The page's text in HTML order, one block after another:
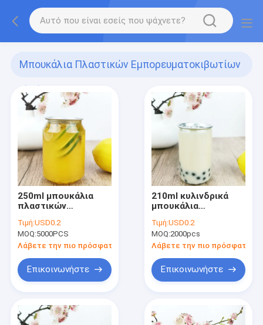
Μπουκάλια Πλαστικών Εμπορευματοκιβωτίων
(75)
250ml μπουκάλια
πλαστικών
Τιμή:USD0.2
MOQ:5000PCS
Λάβετε την πιο πρόσφατη τιμή
Επικοινωνήστε
210ml κυλινδρικά
μπουκάλια
Τιμή:USD0.2
MOQ:2000pcs
Λάβετε την πιο πρόσφατη
Επικοινωνήστε